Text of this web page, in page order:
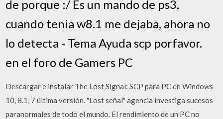
de porque :/ Es un mando de ps3,
cuando tenia w8.1 me dejaba, ahora no
lo detecta - Tema Ayuda scp porfavor.
en el foro de Gamers PC
Descargar e instalar The Lost Signal: SCP para PC en Windows
10, 8.1, 7 última versión. "Lost señal" agencia investiga sucesos
paranormales de todo el mundo. El rendimiento de un PC no